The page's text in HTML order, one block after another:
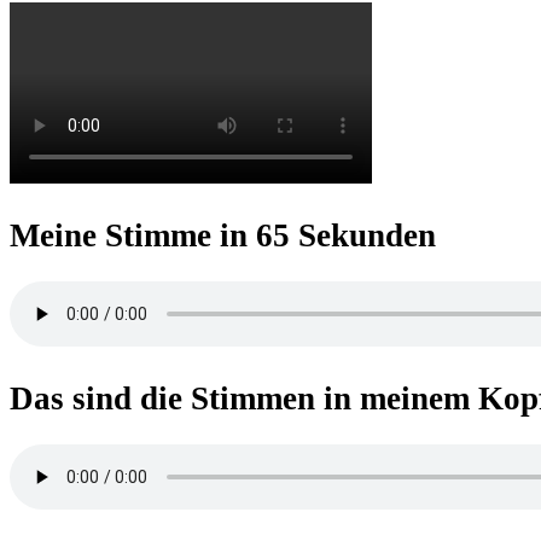
Meine Stimme in 65 Sekunden
Das sind die Stimmen in meinem